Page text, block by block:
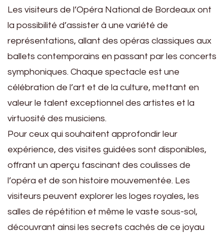
Les visiteurs de l’Opéra National de Bordeaux ont
la possibilité d’assister à une variété de
représentations, allant des opéras classiques aux
ballets contemporains en passant par les concerts
symphoniques. Chaque spectacle est une
célébration de l’art et de la culture, mettant en
valeur le talent exceptionnel des artistes et la
virtuosité des musiciens.
Pour ceux qui souhaitent approfondir leur
expérience, des visites guidées sont disponibles,
offrant un aperçu fascinant des coulisses de
l’opéra et de son histoire mouvementée. Les
visiteurs peuvent explorer les loges royales, les
salles de répétition et même le vaste sous-sol,
découvrant ainsi les secrets cachés de ce joyau